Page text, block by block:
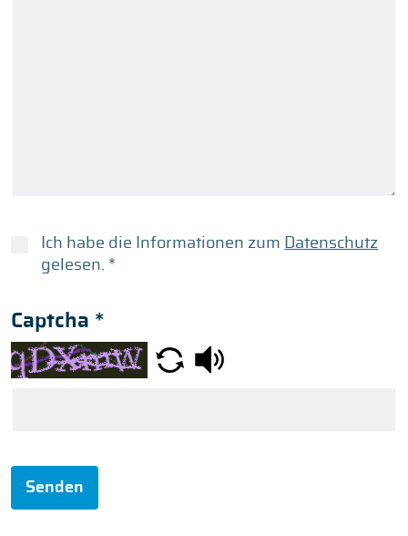
Ich habe die Informationen zum Datenschutz
gelesen. *
Captcha *
Senden